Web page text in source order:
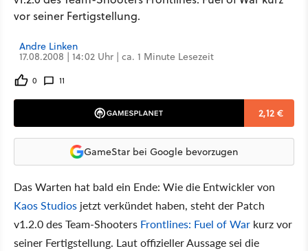
vor seiner Fertigstellung.
Andre Linken
17.08.2008 | 14:02 Uhr | ca. 1 Minute Lesezeit
0 11
2,12 €
GameStar bei Google bevorzugen
Das Warten hat bald ein Ende: Wie die Entwickler von
Kaos Studios jetzt verkündet haben, steht der Patch
v1.2.0 des Team-Shooters Frontlines: Fuel of War kurz vor
seiner Fertigstellung. Laut offizieller Aussage sei die